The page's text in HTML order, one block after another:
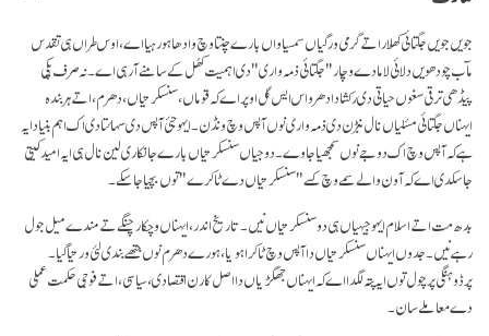
جویں جویں جگتائی کھلار اتے گرمی ورگیاں سمسیاواں بارے چنتا وچ وادھا ہو رہیا اے، اوس طراں ہی تقدس
مآب چودھویں دلائی لاما دے وچار "جگتائی ذمہ واری" دی اہمیت کھُل کے سامنے آرہی اے۔ نہ صرف پکی
پیڈھی ترقی سغوں حیاتی دی رکشا دا دھرواس ایس گل اوپر اے کہ قوماں، سنسکرتیاں، دھرم، اتے ہر بندہ
ایہناں جگتائی مسٔلیاں نال نبڑن دی ذمہ واری نوں آپس وچ ونڈن۔ ایہو جئی آپس دی سہائتا دی اک اہم بنیاد ایہ
ہے کہ آپس وچ اک دوجے نوں سمجھیا جاوے۔ دوجیاں سنسکرتیاں بارے جانکاری لین نال ہی ایہ امید کیتی
جا سکدی اے کہ آون والے سمے وچ کسے "سنسکرتیاں دے ٹاکرے" توں بچیا جا سکے۔
بدھ مت اتے اسلام ایہو جیہیاں ہی دو سنسکرتیاں نیں۔ تاریخ اندر، ایہناں وچکار چنگے تے مندے میل جول
رہے نیں۔ جدوں ایہناں سنسکرتیاں دا آپس وچ ٹاکرا ہویا، ہورے دھرم نوں جتھے بندی لئی ورتیا گیا۔
پرڈوہنگی پرچول توں ایہ پتہ لگدا اے کہ ایہناں جھگڑیاں دا اصل کارن اقتصادی، سیاسی، اتے فوجی حکمت عملی
دے معاملے سان۔